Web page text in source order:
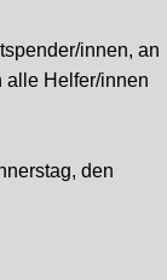
innen, an
alle Helfer/innen
den